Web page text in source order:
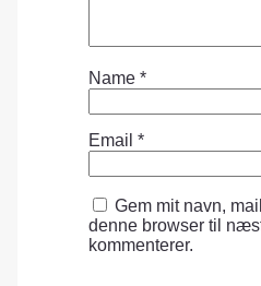
Name *
Email *
Gem mit navn,
denne browser til
kommenterer.